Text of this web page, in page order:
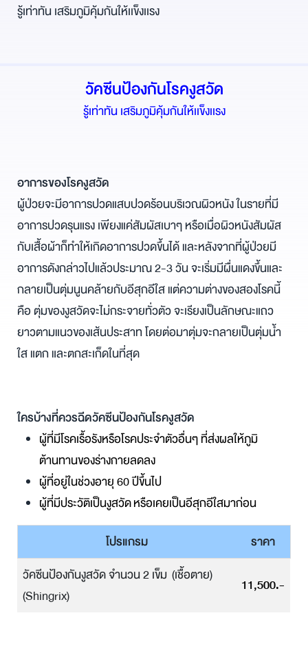
รู้เท่าทัน เสริมภูมิคุ้มกันให้เเข็งเเรง
วัคซีนป้องกันโรคงูสวัด
รู้เท่าทัน เสริมภูมิคุ้มกันให้เเข็งเเรง
อาการของโรคงูสวัด
ผู้ป่วยจะมีอาการปวดแสบปวดร้อนบริเวณผิวหนัง ในรายที่มี
อาการปวดรุนแรง เพียงแค่สัมผัสเบาๆ หรือเมื่อผิวหนังสัมผัส
กับเสื้อผ้าก็ทำให้เกิดอาการปวดขึ้นได้ และหลังจากที่ผู้ป่วยมี
อาการดังกล่าวไปแล้วประมาณ 2-3 วัน จะเริ่มมีผื่นแดงขึ้นและ
กลายเป็นตุ่มนูนคล้ายกับอีสุกอีใส แต่ความต่างของสองโรคนี้
คือ ตุ่มของงูสวัดจะไม่กระจายทั่วตัว จะเรียงเป็นลักษณะแถว
ยาวตามแนวของเส้นประสาท โดยต่อมาตุ่มจะกลายเป็นตุ่มน้ำ
ใส แตก และตกสะเก็ดในที่สุด
ใครบ้างที่ควรฉีดวัคซีนป้องกันโรคงูสวัด
ผู้ที่มีโรคเรื้อรังหรือโรคประจำตัวอื่นๆ ที่ส่งผลให้ภูมิ
ต้านทานของร่างกายลดลง
ผู้ที่อยู่ในช่วงอายุ 60 ปีขึ้นไป
ผู้ที่มีประวัติเป็นงูสวัด หรือเคยเป็นอีสุกอีใสมาก่อน
โปรแกรม
ราคา
วัคซีนป้องกันงูสวัด จำนวน 2 เข็ม (เชื้อตาย)
(Shingrix)
11,500.-